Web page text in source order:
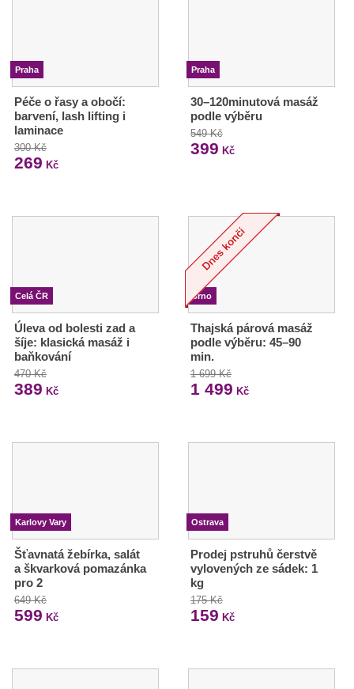
Praha
Péče o řasy a obočí:
barvení, lash lifting i
laminace
300 Kč
269 Kč
Praha
30–120minutová masáž
podle výběru
549 Kč
399 Kč
Celá ČR
Úleva od bolesti zad a
šíje: klasická masáž i
baňkování
470 Kč
389 Kč
Brno
Thajská párová masáž
podle výběru: 45–90
min.
1 699 Kč
1 499 Kč
Karlovy Vary
Šťavnatá žebírka, salát
a škvarková pomazánka
pro 2
649 Kč
599 Kč
Ostrava
Prodej pstruhů čerstvě
vylovených ze sádek: 1
kg
175 Kč
159 Kč